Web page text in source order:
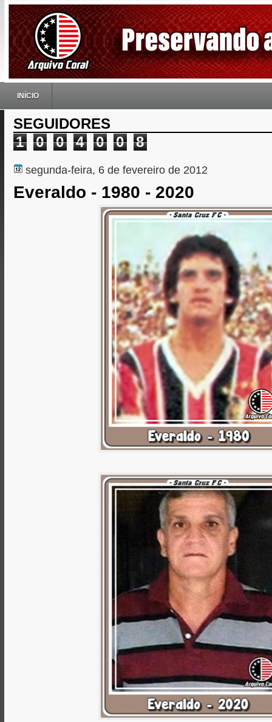
INÍCIO
SEGUIDORES
1
0 0 4 0 0 8
segunda-feira, 6 de fevereiro de 2012
Everaldo - 1980 - 2020